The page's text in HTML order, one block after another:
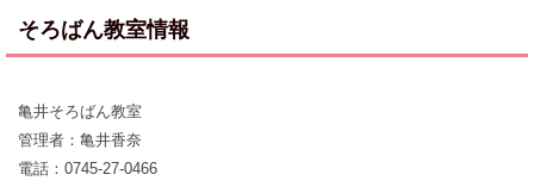
そろばん教室情報
亀井そろばん教室
管理者：亀井香奈
電話：0745-27-0466